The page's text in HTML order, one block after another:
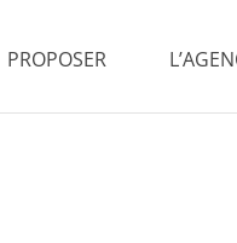
PROPOSER